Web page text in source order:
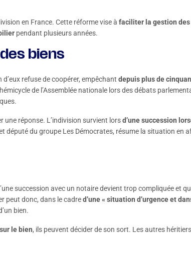
en France. Cette réforme vise à faciliter la gestion
pendant plusieurs années.
biens
refuse de coopérer, empêchant depuis plus de
de l’Assemblée nationale lors des débats
une réponse. L’indivision survient lorsd’une succession
député du groupe Les Démocrates, résume la situation en
succession avec un notaire devient trop compliquée et
peut donc, dans le cadred’une « situation d’urgence et
bien.
le bien, ils peuvent décider de son sort. Les autres